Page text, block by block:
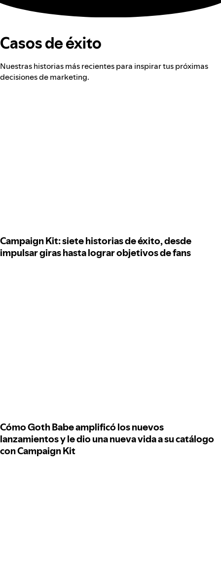
Casos de éxito
Nuestras historias más recientes para inspirar tus próximas
decisiones de marketing.
Campaign Kit: siete historias de éxito, desde
impulsar giras hasta lograr objetivos de fans
Cómo Goth Babe amplificó los nuevos
lanzamientos y le dio una nueva vida a su catálogo
con Campaign Kit